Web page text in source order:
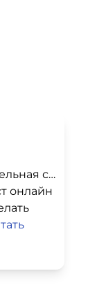
Прекрасная образовательная среда
онлайн